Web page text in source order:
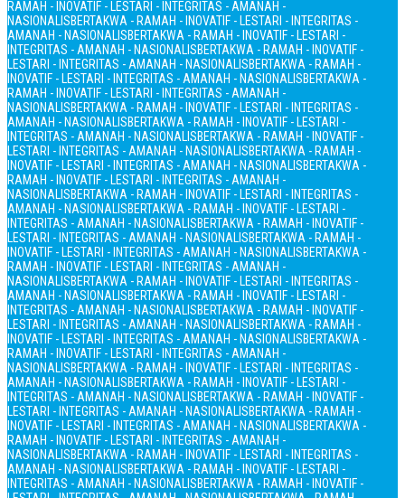
RAMAH - INOVATIF - LESTARI - INTEGRITAS - AMANAH -
NASIONALISBERTAKWA - RAMAH - INOVATIF - LESTARI - INTEGRITAS -
AMANAH - NASIONALISBERTAKWA - RAMAH - INOVATIF - LESTARI -
INTEGRITAS - AMANAH - NASIONALISBERTAKWA - RAMAH - INOVATIF -
LESTARI - INTEGRITAS - AMANAH - NASIONALISBERTAKWA - RAMAH -
INOVATIF - LESTARI - INTEGRITAS - AMANAH - NASIONALISBERTAKWA -
RAMAH - INOVATIF - LESTARI - INTEGRITAS - AMANAH -
NASIONALISBERTAKWA - RAMAH - INOVATIF - LESTARI - INTEGRITAS -
AMANAH - NASIONALISBERTAKWA - RAMAH - INOVATIF - LESTARI -
INTEGRITAS - AMANAH - NASIONALISBERTAKWA - RAMAH - INOVATIF -
LESTARI - INTEGRITAS - AMANAH - NASIONALISBERTAKWA - RAMAH -
INOVATIF - LESTARI - INTEGRITAS - AMANAH - NASIONALISBERTAKWA -
RAMAH - INOVATIF - LESTARI - INTEGRITAS - AMANAH -
NASIONALISBERTAKWA - RAMAH - INOVATIF - LESTARI - INTEGRITAS -
AMANAH - NASIONALISBERTAKWA - RAMAH - INOVATIF - LESTARI -
INTEGRITAS - AMANAH - NASIONALISBERTAKWA - RAMAH - INOVATIF -
LESTARI - INTEGRITAS - AMANAH - NASIONALISBERTAKWA - RAMAH -
INOVATIF - LESTARI - INTEGRITAS - AMANAH - NASIONALISBERTAKWA -
RAMAH - INOVATIF - LESTARI - INTEGRITAS - AMANAH -
NASIONALISBERTAKWA - RAMAH - INOVATIF - LESTARI - INTEGRITAS -
AMANAH - NASIONALISBERTAKWA - RAMAH - INOVATIF - LESTARI -
INTEGRITAS - AMANAH - NASIONALISBERTAKWA - RAMAH - INOVATIF -
LESTARI - INTEGRITAS - AMANAH - NASIONALISBERTAKWA - RAMAH -
INOVATIF - LESTARI - INTEGRITAS - AMANAH - NASIONALISBERTAKWA -
RAMAH - INOVATIF - LESTARI - INTEGRITAS - AMANAH -
NASIONALISBERTAKWA - RAMAH - INOVATIF - LESTARI - INTEGRITAS -
AMANAH - NASIONALISBERTAKWA - RAMAH - INOVATIF - LESTARI -
INTEGRITAS - AMANAH - NASIONALISBERTAKWA - RAMAH - INOVATIF -
LESTARI - INTEGRITAS - AMANAH - NASIONALISBERTAKWA - RAMAH -
INOVATIF - LESTARI - INTEGRITAS - AMANAH - NASIONALISBERTAKWA -
RAMAH - INOVATIF - LESTARI - INTEGRITAS - AMANAH -
NASIONALISBERTAKWA - RAMAH - INOVATIF - LESTARI - INTEGRITAS -
AMANAH - NASIONALISBERTAKWA - RAMAH - INOVATIF - LESTARI -
INTEGRITAS - AMANAH - NASIONALISBERTAKWA - RAMAH - INOVATIF -